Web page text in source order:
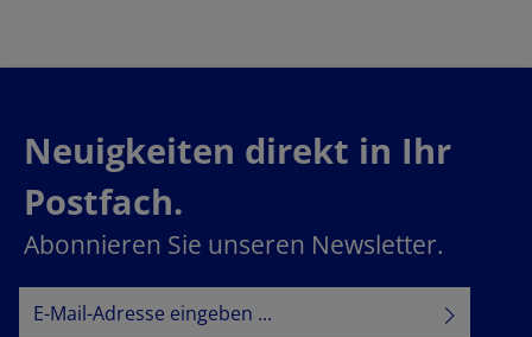
Neuigkeiten direkt in Ihr
Postfach.
Abonnieren Sie unseren Newsletter.
E-Mail-Adresse*